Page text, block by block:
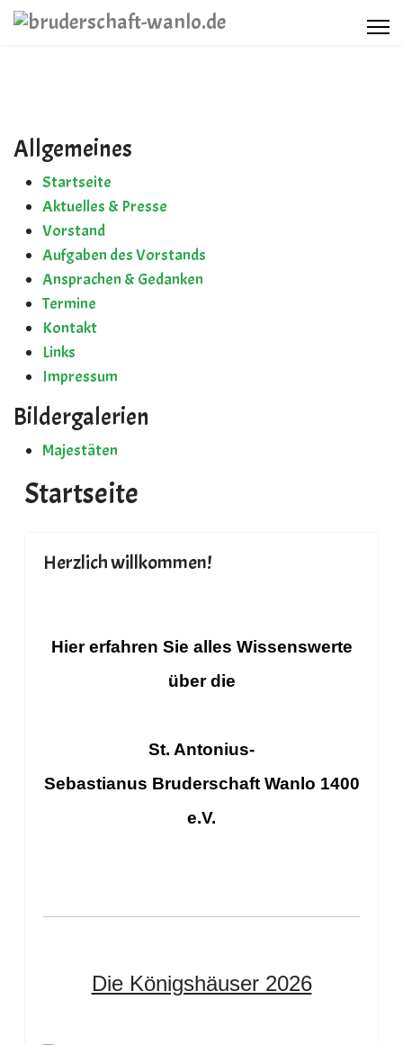
Impressum
Suchen
+228 872 4444
+775 872 4444
contact@email.com
Allgemeines
Startseite
Aktuelles & Presse
Vorstand
Aufgaben des Vorstands
Ansprachen & Gedanken
Termine
Kontakt
Links
Impressum
Bildergalerien
Majestäten
Startseite
Herzlich willkommen!
Hier erfahren Sie alles Wissenswerte
über die
St. Antonius-
Sebastianus Bruderschaft Wanlo 1400
e.V.
Die Königshäuser 2026